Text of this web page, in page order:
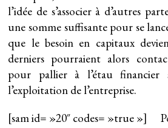
l’idée de s’associer à d’autres
une somme suffisante pour se
que le besoin en capitaux
derniers pourraient alors
pour pallier à l’étau
l’exploitation de l’entreprise.
[sam id= »20″ codes= »true »]